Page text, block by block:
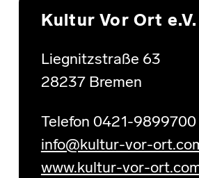
Kultur Vor Ort e.V.
Liegnitzstraße 63
28237 Bremen
Telefon 0421-9899700
info@kultur-vor-
www.kultur-vor-